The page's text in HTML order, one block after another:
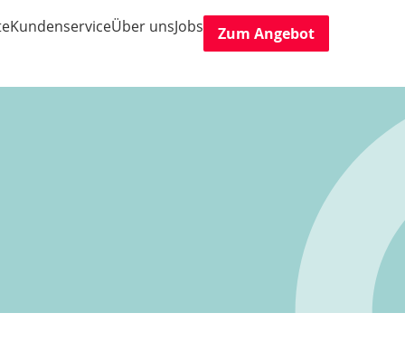
KundenserviceÜber unsJobs Zum Angebot